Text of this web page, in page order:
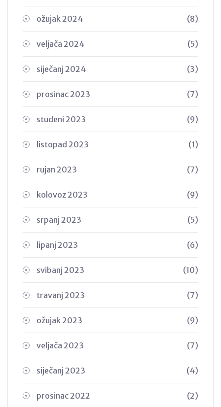
ožujak 2024 (8)
veljača 2024 (5)
siječanj 2024 (3)
prosinac 2023 (7)
studeni 2023 (9)
listopad 2023 (1)
rujan 2023 (7)
kolovoz 2023 (9)
srpanj 2023 (5)
lipanj 2023 (6)
svibanj 2023 (10)
travanj 2023 (7)
ožujak 2023 (9)
veljača 2023 (7)
siječanj 2023 (4)
prosinac 2022 (2)